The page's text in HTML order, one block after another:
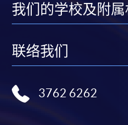
我们的学校及附属
联络我们
3762 6262